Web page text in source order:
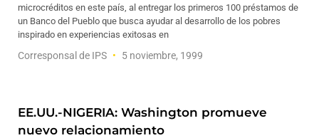
microcréditos en este país, al entregar los primeros 100 préstamos de
un Banco del Pueblo que busca ayudar al desarrollo de los pobres
inspirado en experiencias exitosas en
Corresponsal de IPS 5 noviembre, 1999
EE.UU.-NIGERIA: Washington promueve
nuevo relacionamiento